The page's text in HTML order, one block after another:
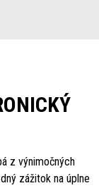
z výnimočných
zážitok na úplne